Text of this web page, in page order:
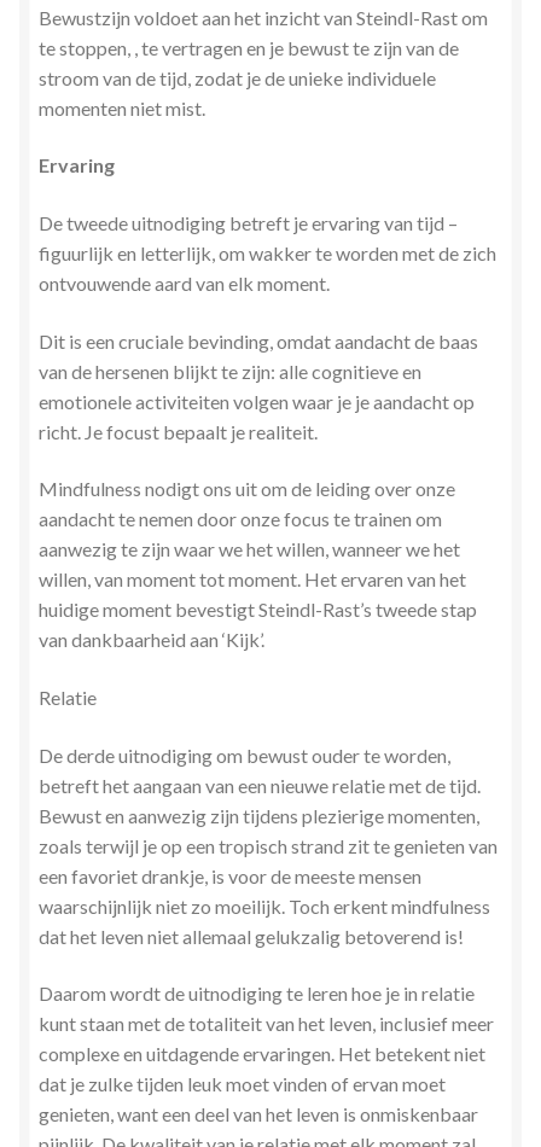
Bewustzijn voldoet aan het inzicht van Steindl-Rast om
te stoppen, , te vertragen en je bewust te zijn van de
stroom van de tijd, zodat je de unieke individuele
momenten niet mist.
Ervaring
De tweede uitnodiging betreft je ervaring van tijd –
figuurlijk en letterlijk, om wakker te worden met de zich
ontvouwende aard van elk moment.
Dit is een cruciale bevinding, omdat aandacht de baas
van de hersenen blijkt te zijn: alle cognitieve en
emotionele activiteiten volgen waar je je aandacht op
richt. Je focust bepaalt je realiteit.
Mindfulness nodigt ons uit om de leiding over onze
aandacht te nemen door onze focus te trainen om
aanwezig te zijn waar we het willen, wanneer we het
willen, van moment tot moment. Het ervaren van het
huidige moment bevestigt Steindl-Rast’s tweede stap
van dankbaarheid aan ‘Kijk’.
Relatie
De derde uitnodiging om bewust ouder te worden,
betreft het aangaan van een nieuwe relatie met de tijd.
Bewust en aanwezig zijn tijdens plezierige momenten,
zoals terwijl je op een tropisch strand zit te genieten van
een favoriet drankje, is voor de meeste mensen
waarschijnlijk niet zo moeilijk. Toch erkent mindfulness
dat het leven niet allemaal gelukzalig betoverend is!
Daarom wordt de uitnodiging te leren hoe je in relatie
kunt staan met de totaliteit van het leven, inclusief meer
complexe en uitdagende ervaringen. Het betekent niet
dat je zulke tijden leuk moet vinden of ervan moet
genieten, want een deel van het leven is onmiskenbaar